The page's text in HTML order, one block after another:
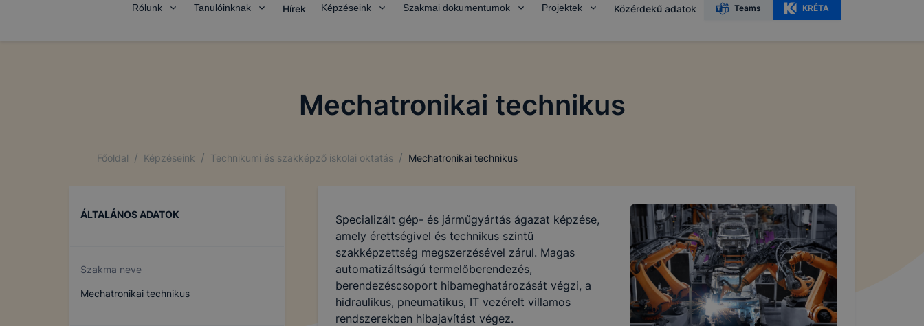
Rólunk Tanulóinknak Hírek Képzéseink Szakmai dokumentumok Projektek Közérdekű adatok Teams KRÉTA
Mechatronikai technikus
Főoldal / Képzéseink / Technikumi és szakképző iskolai oktatás / Mechatronikai technikus
ÁLTALÁNOS ADATOK
Szakma neve
Mechatronikai technikus
Specializált gép- és járműgyártás ágazat képzése,
amely érettségivel és technikus szintű
szakképzettség megszerzésével zárul. Magas
automatizáltságú termelőberendezés,
berendezéscsoport hibameghatározását végzi, a
hidraulikus, pneumatikus, IT vezérelt villamos
rendszerekben hibajavítást végez.